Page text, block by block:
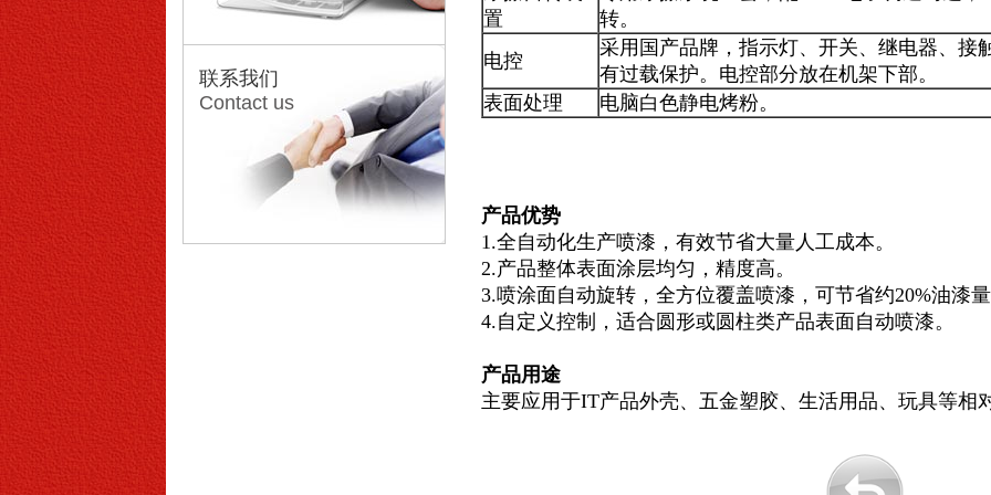
联系我们
Contact us
置
转。
电控
采用国产品牌，指示灯、开关、继电器、接
有过载保护。电控部分放在机架下部。
表面处理
电脑白色静电烤粉。
产品优势
1.全自动化生产喷漆，有效节省大量人工成本。
2.产品整体表面涂层均匀，精度高。
3.喷涂面自动旋转，全方位覆盖喷漆，可节省约20%油漆
4.自定义控制，适合圆形或圆柱类产品表面自动喷漆。
产品用途
主要应用于IT产品外壳、五金塑胶、生活用品、玩具等相